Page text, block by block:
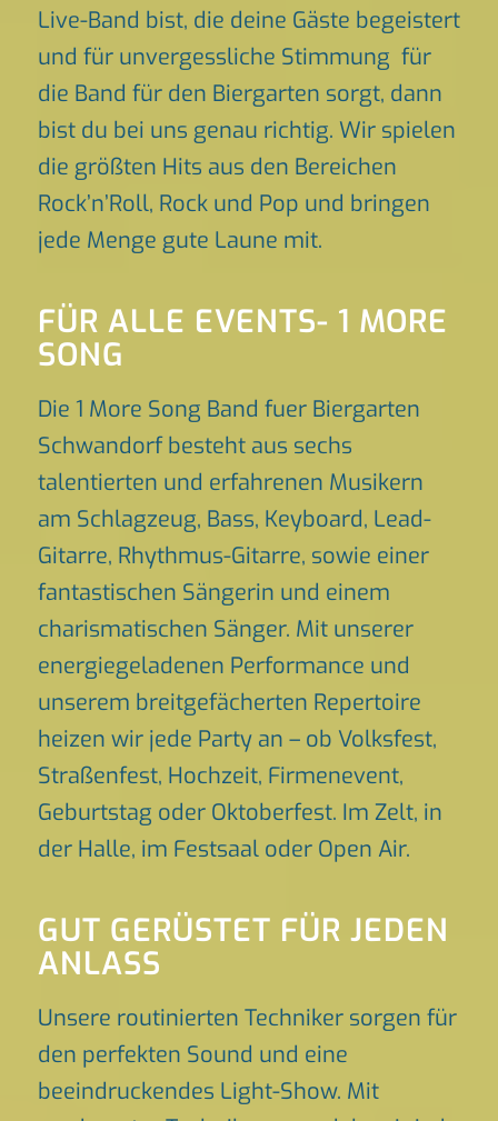
Live-Band bist, die deine Gäste begeistert
und für unvergessliche Stimmung für
die Band für den Biergarten sorgt, dann
bist du bei uns genau richtig. Wir spielen
die größten Hits aus den Bereichen
Rock’n’Roll, Rock und Pop und bringen
jede Menge gute Laune mit.
FÜR ALLE EVENTS- 1 MORE
SONG
Die 1 More Song Band fuer Biergarten
Schwandorf besteht aus sechs
talentierten und erfahrenen Musikern
am Schlagzeug, Bass, Keyboard, Lead-
Gitarre, Rhythmus-Gitarre, sowie einer
fantastischen Sängerin und einem
charismatischen Sänger. Mit unserer
energiegeladenen Performance und
unserem breitgefächerten Repertoire
heizen wir jede Party an – ob Volksfest,
Straßenfest, Hochzeit, Firmenevent,
Geburtstag oder Oktoberfest. Im Zelt, in
der Halle, im Festsaal oder Open Air.
GUT GERÜSTET FÜR JEDEN
ANLASS
Unsere routinierten Techniker sorgen für
den perfekten Sound und eine
beeindruckendes Light-Show. Mit